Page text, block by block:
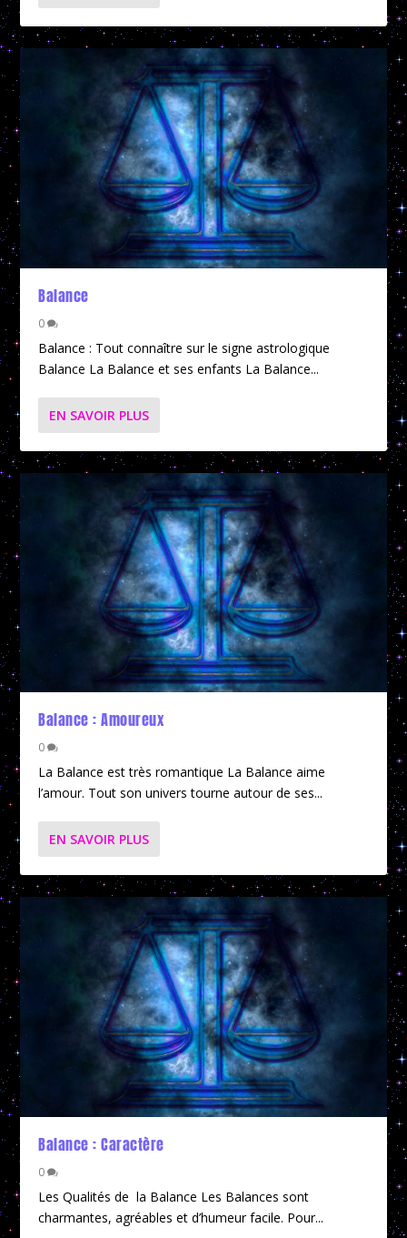
Balance
0
Balance : Tout connaître sur le signe astrologique
Balance La Balance et ses enfants La Balance...
EN SAVOIR PLUS
Balance : Amoureux
0
La Balance est très romantique La Balance aime
l’amour. Tout son univers tourne autour de ses...
EN SAVOIR PLUS
Balance : Caractère
0
Les Qualités de la Balance Les Balances sont
charmantes, agréables et d’humeur facile. Pour...